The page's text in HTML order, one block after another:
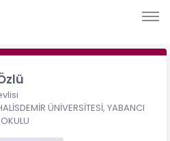
ÜNİVERSİTESİ, YABANCI